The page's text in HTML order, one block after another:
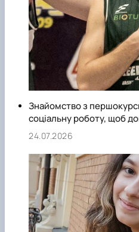
Знайомство з
соціальну роботу, щоб
24.07.2026